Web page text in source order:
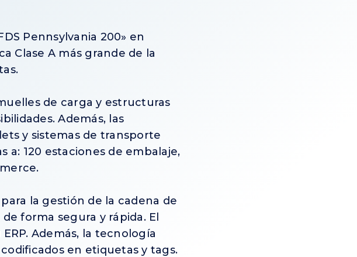
Pennsylvania 200» en
Clase A más grande de la
de carga y estructuras
Además, las
y sistemas de transporte
a: 120 estaciones de embalaje,
la gestión de la cadena de
forma segura y rápida. El
Además, la tecnología
en etiquetas y tags.